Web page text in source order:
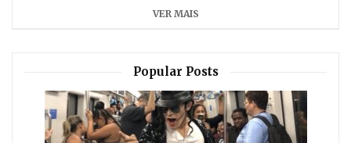
VER MAIS
Popular Posts